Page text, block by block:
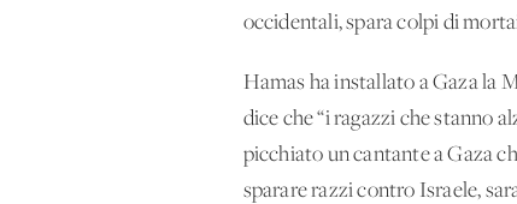
occidentali, spara colpi di
Hamas ha installato a Gaza la
dice che “i ragazzi che stanno
picchiato un cantante a Gaza
sparare razzi contro Israele,